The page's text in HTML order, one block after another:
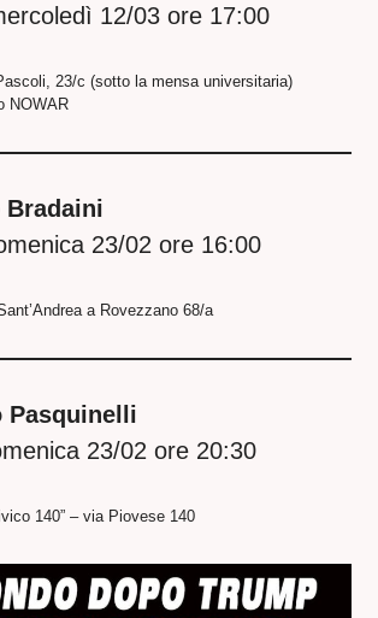
12/03 ore 17:00
23/c (sotto la mensa universitaria)
NOWAR
Bradaini
23/02 ore 16:00
a Rovezzano 68/a
Pasquinelli
23/02 ore 20:30
140” – via Piovese 140